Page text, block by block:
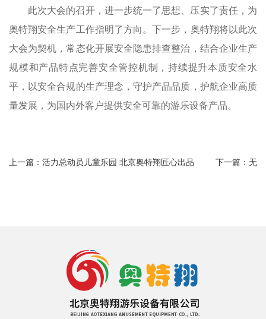
此次大会的召开，进一步统一了思想、压实了责任，为
奥特翔安全生产工作指明了方向。下一步，奥特翔将以此次
大会为契机，常态化开展安全隐患排查整治，结合企业生产
规模和产品特点完善安全管控机制，持续提升本质安全水
平，以安全合规的生产理念，守护产品品质，护航企业高质
量发展，为国内外客户提供安全可靠的游乐设备产品。
上一篇：活力总动员儿童乐园 北京奥特翔匠心出品 下一篇：无